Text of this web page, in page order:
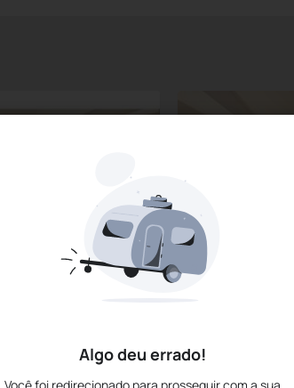
Algo deu errado!
Você foi redirecionado para prosseguir com a sua
COM 2 CAMAS
SUPERIOR